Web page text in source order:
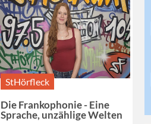
StHörfleck
Die Frankophonie - Eine
Sprache, unzählige Welten